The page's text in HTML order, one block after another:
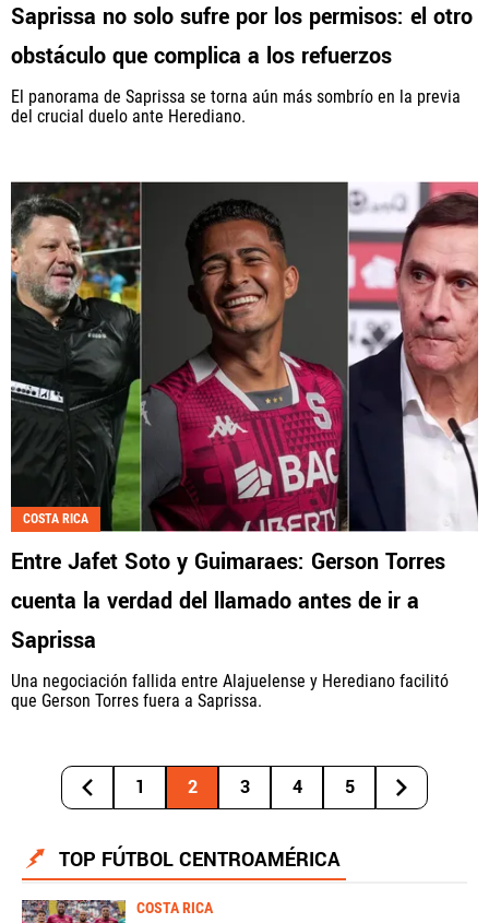
Saprissa no solo sufre por los permisos: el otro
obstáculo que complica a los refuerzos
El panorama de Saprissa se torna aún más sombrío en la previa
del crucial duelo ante Herediano.
COSTA RICA
Entre Jafet Soto y Guimaraes: Gerson Torres
cuenta la verdad del llamado antes de ir a
Saprissa
Una negociación fallida entre Alajuelense y Herediano facilitó
que Gerson Torres fuera a Saprissa.
1 2 3 4 5
TOP FÚTBOL CENTROAMÉRICA
COSTA RICA